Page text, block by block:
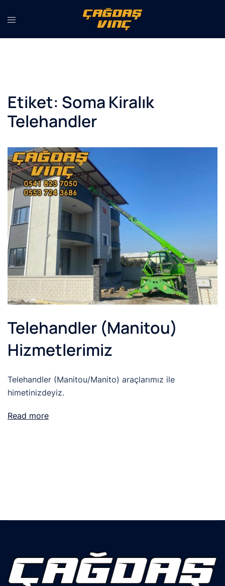
atla
Etiket: Soma Kiralık
Telehandler
Telehandler (Manitou)
Hizmetlerimiz
Telehandler (Manitou/Manito) araçlarımız ile
himetinizdeyiz.
Read more